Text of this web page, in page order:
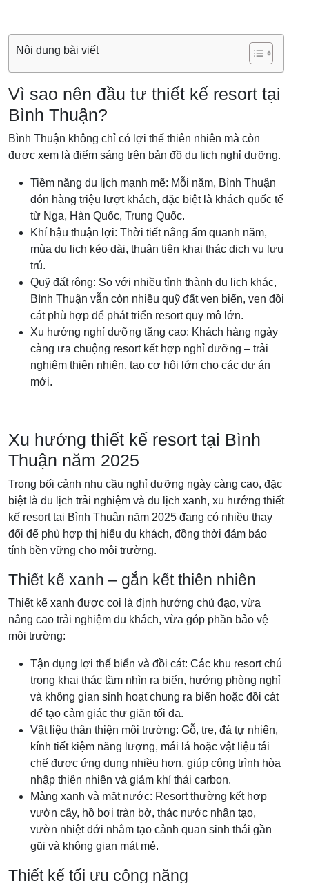
Nội dung bài viết
Vì sao nên đầu tư thiết kế resort tại
Bình Thuận?
Bình Thuận không chỉ có lợi thế thiên nhiên mà còn
được xem là điểm sáng trên bản đồ du lịch nghỉ dưỡng.
Tiềm năng du lịch mạnh mẽ: Mỗi năm, Bình Thuận
đón hàng triệu lượt khách, đặc biệt là khách quốc tế
từ Nga, Hàn Quốc, Trung Quốc.
Khí hậu thuận lợi: Thời tiết nắng ấm quanh năm,
mùa du lịch kéo dài, thuận tiện khai thác dịch vụ lưu
trú.
Quỹ đất rộng: So với nhiều tỉnh thành du lịch khác,
Bình Thuận vẫn còn nhiều quỹ đất ven biển, ven đồi
cát phù hợp để phát triển resort quy mô lớn.
Xu hướng nghỉ dưỡng tăng cao: Khách hàng ngày
càng ưa chuộng resort kết hợp nghỉ dưỡng – trải
nghiệm thiên nhiên, tạo cơ hội lớn cho các dự án
mới.
Xu hướng thiết kế resort tại Bình
Thuận năm 2025
Trong bối cảnh nhu cầu nghỉ dưỡng ngày càng cao, đặc
biệt là du lịch trải nghiệm và du lịch xanh, xu hướng thiết
kế resort tại Bình Thuận năm 2025 đang có nhiều thay
đổi để phù hợp thị hiếu du khách, đồng thời đảm bảo
tính bền vững cho môi trường.
Thiết kế xanh – gắn kết thiên nhiên
Thiết kế xanh được coi là định hướng chủ đạo, vừa
nâng cao trải nghiệm du khách, vừa góp phần bảo vệ
môi trường:
Tận dụng lợi thế biển và đồi cát: Các khu resort chú
trọng khai thác tầm nhìn ra biển, hướng phòng nghỉ
và không gian sinh hoạt chung ra biển hoặc đồi cát
để tạo cảm giác thư giãn tối đa.
Vật liệu thân thiện môi trường: Gỗ, tre, đá tự nhiên,
kính tiết kiệm năng lượng, mái lá hoặc vật liệu tái
chế được ứng dụng nhiều hơn, giúp công trình hòa
nhập thiên nhiên và giảm khí thải carbon.
Mảng xanh và mặt nước: Resort thường kết hợp
vườn cây, hồ bơi tràn bờ, thác nước nhân tạo,
vườn nhiệt đới nhằm tạo cảnh quan sinh thái gần
gũi và không gian mát mẻ.
Thiết kế tối ưu công năng